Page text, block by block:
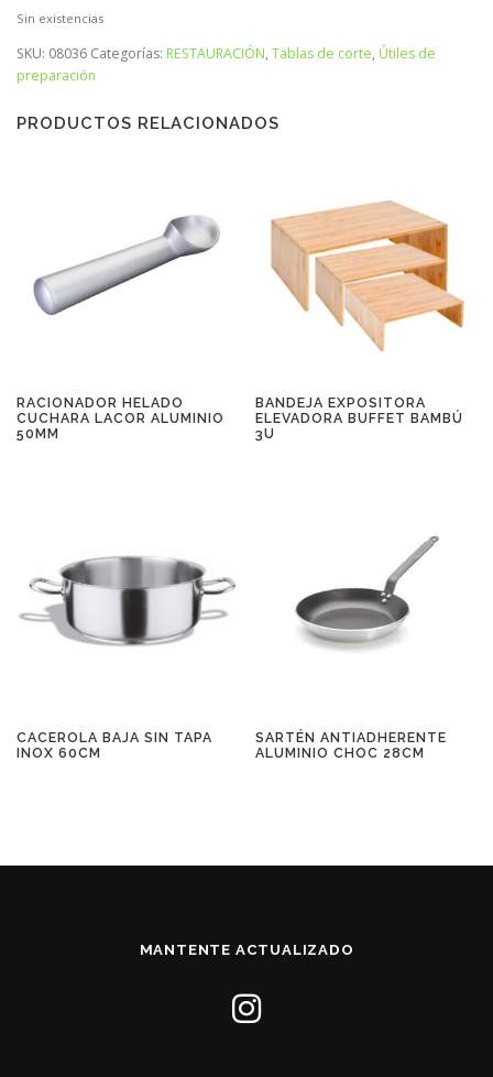
Sin existencias
SKU: 08036 Categorías: RESTAURACIÓN, Tablas de corte, Útiles de
preparación
PRODUCTOS RELACIONADOS
RACIONADOR HELADO
CUCHARA LACOR ALUMINIO
50MM
BANDEJA EXPOSITORA
ELEVADORA BUFFET BAMBÚ
3U
CACEROLA BAJA SIN TAPA
INOX 60CM
SARTÉN ANTIADHERENTE
ALUMINIO CHOC 28CM
MANTENTE ACTUALIZADO